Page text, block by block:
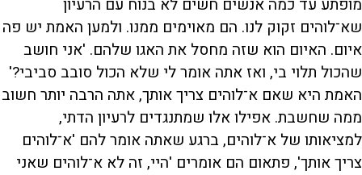
מופתע עד כמה אנשים חשים לא בנוח עם הרעיון
שא־לוהים זקוק לנו. הם מאוימים ממנו. ולמען האמת יש פה
איום. האיום הוא שזה מחסל את האגו שלהם. 'אני חושב
שהכול תלוי בי, ואז אתה אומר לי שלא הכול סובב סביבי?'
האמת היא שאם א־לוהים צריך אותך, אתה הרבה יותר חשוב
ממה שחשבת. אפילו אלו שמתנגדים לרעיון הדתי,
למציאותו של א־לוהים, ברגע שאתה אומר להם 'א־לוהים
צריך אותך', פתאום הם אומרים 'היי, זה לא א־לוהים שאני